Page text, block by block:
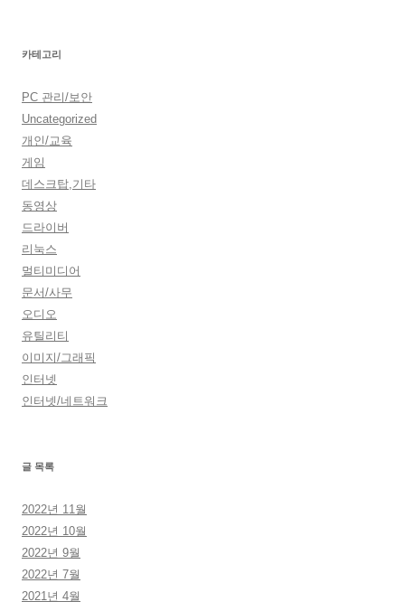
카테고리
PC 관리/보안
Uncategorized
개인/교육
게임
데스크탑,기타
동영상
드라이버
리눅스
멀티미디어
문서/사무
오디오
유틸리티
이미지/그래픽
인터넷
인터넷/네트워크
글 목록
2022년 11월
2022년 10월
2022년 9월
2022년 7월
2021년 4월